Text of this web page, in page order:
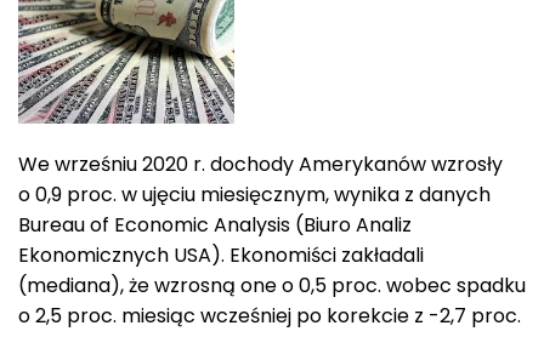
We wrześniu 2020 r. dochody Amerykanów wzrosły
o 0,9 proc. w ujęciu miesięcznym, wynika z danych
Bureau of Economic Analysis (Biuro Analiz
Ekonomicznych USA). Ekonomiści zakładali
(mediana), że wzrosną one o 0,5 proc. wobec spadku
o 2,5 proc. miesiąc wcześniej po korekcie z -2,7 proc.